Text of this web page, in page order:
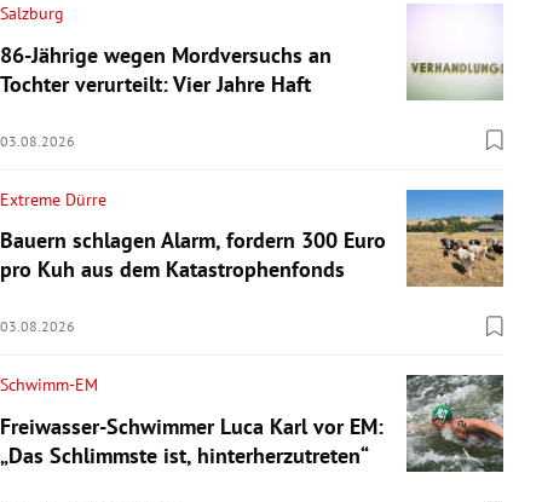
Salzburg
86-Jährige wegen Mordversuchs an
Tochter verurteilt: Vier Jahre Haft
03.08.2026
Extreme Dürre
Bauern schlagen Alarm, fordern 300 Euro
pro Kuh aus dem Katastrophenfonds
03.08.2026
Schwimm-EM
Freiwasser-Schwimmer Luca Karl vor EM:
„Das Schlimmste ist, hinterherzutreten“